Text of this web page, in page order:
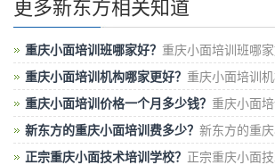
更多新东方相关知道
重庆小面培训班哪家好？ 重庆小面培训班哪
们重庆来学习，这样你才能学到正
重庆小面培训机构哪家更好？ 重庆小面培训
重庆小面的话还是去重庆新东方，不但
重庆小面培训价格一个月多少钱？ 重庆小面
钱？在重庆新东方烹饪学校学重庆小面，费
新东方的重庆小面培训费多少？ 新东方的重
在新东方学正宗的重庆小面技术，学费一
正宗重庆小面技术培训学校？ 正宗重庆小面